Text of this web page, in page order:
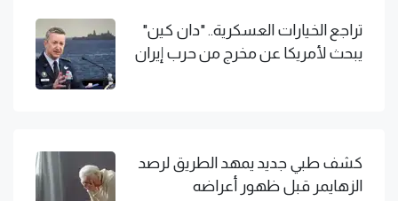
تراجع الخيارات العسكرية.. "دان كين"
يبحث لأمريكا عن مخرج من حرب إيران
كشف طبي جديد يمهد الطريق لرصد
الزهايمر قبل ظهور أعراضه